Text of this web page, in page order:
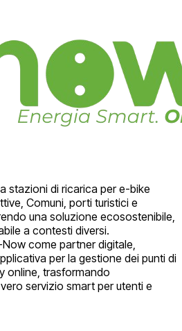
stazioni di ricarica per e-bike
Comuni, porti turistici e
una soluzione ecosostenibile,
a contesti diversi.
come partner digitale,
per la gestione dei punti di
online, trasformando
servizio smart per utenti e